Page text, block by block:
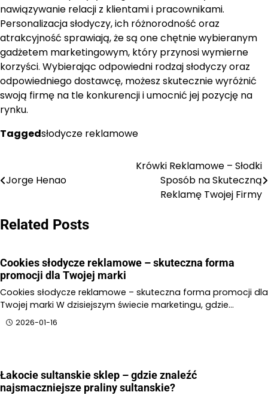
nawiązywanie relacji z klientami i pracownikami.
Personalizacja słodyczy, ich różnorodność oraz
atrakcyjność sprawiają, że są one chętnie wybieranym
gadżetem marketingowym, który przynosi wymierne
korzyści. Wybierając odpowiedni rodzaj słodyczy oraz
odpowiedniego dostawcę, możesz skutecznie wyróżnić
swoją firmę na tle konkurencji i umocnić jej pozycję na
rynku.
Taggedsłodycze reklamowe
wpisu
Jorge Henao
Krówki Reklamowe – Słodki
Sposób na Skuteczną
Reklamę Twojej Firmy
Related Posts
Cookies słodycze reklamowe – skuteczna forma
promocji dla Twojej marki
Cookies słodycze reklamowe – skuteczna forma promocji dla
Twojej marki W dzisiejszym świecie marketingu, gdzie…
2026-01-16
Łakocie sultanskie sklep – gdzie znaleźć
najsmaczniejsze praliny sultanskie?